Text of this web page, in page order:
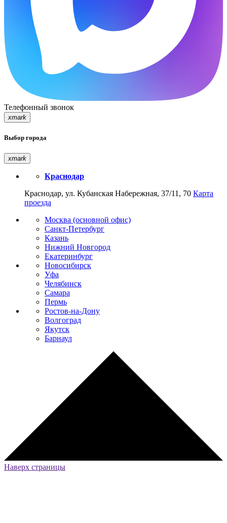
Телефонный звонок
xmark
Выбор города
xmark
Краснодар
Краснодар, ул. Кубанская Набережная, 37/11, 70 Карта
проезда
Москва (основной офис)
Санкт-Петербург
Казань
Нижний Новгород
Екатеринбург
Новосибирск
Уфа
Челябинск
Самара
Пермь
Ростов-на-Дону
Волгоград
Якутск
Барнаул
Наверх страницы